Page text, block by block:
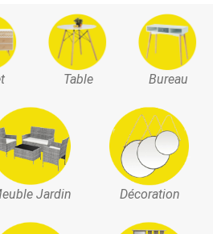
Table Bureau
Jardin Décoration